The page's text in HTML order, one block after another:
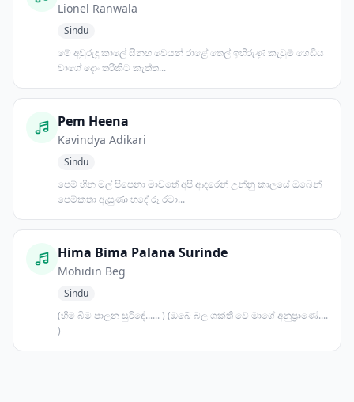
Lionel Ranwala
Sindu
මේ අවුරුදු කාලේ සිනහ වෙයන් රාළේ තෙල් ඉහිරුණු කැවුම් ගෙඩිය
වාගේ දොං තරිකිට කැත්ත...
Pem Heena
Kavindya Adikari
Sindu
පෙම් හීන මල් පිපෙනා මාවතේ අපි ආදරෙන් උන්නු කාලයේ ඔබෙන්
පෙම්කතා ඇසුණා හදේ රූ රටා...
Hima Bima Palana Surinde
Mohidin Beg
Sindu
(හිම බිම පාලන සුරිඳේ...... ) (ඔබේ බල ශක්ති වේ මාගේ අනුප්‍රාණේ....
)